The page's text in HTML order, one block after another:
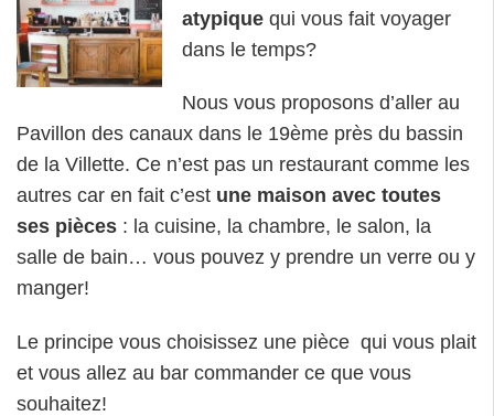
atypique qui vous fait voyager
dans le temps?
Nous vous proposons d’aller au
Pavillon des canaux dans le 19ème près du bassin
de la Villette. Ce n’est pas un restaurant comme les
autres car en fait c’est une maison avec toutes
ses pièces : la cuisine, la chambre, le salon, la
salle de bain… vous pouvez y prendre un verre ou y
manger!
Le principe vous choisissez une pièce qui vous plait
et vous allez au bar commander ce que vous
souhaitez!